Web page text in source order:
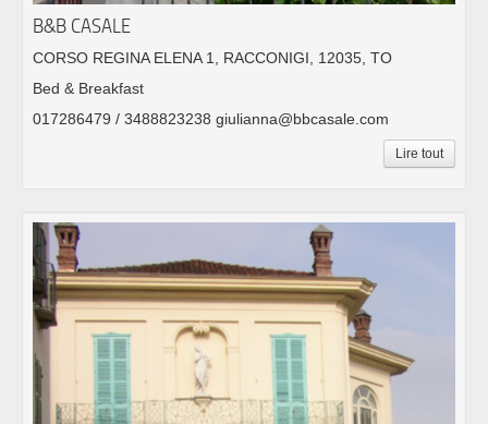
B&B CASALE
CORSO REGINA ELENA 1, RACCONIGI, 12035, TO
Bed & Breakfast
017286479 / 3488823238 giulianna@bbcasale.com
Lire tout